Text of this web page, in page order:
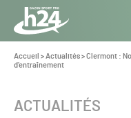
Panneau de gestion des cookies
Aller au contenu
Toute
l’info
du Gazon
Vous
êtes
Accueil >Actualités>Clermont :
d’entraînement
CATÉGORIE :
ACTUALITÉS